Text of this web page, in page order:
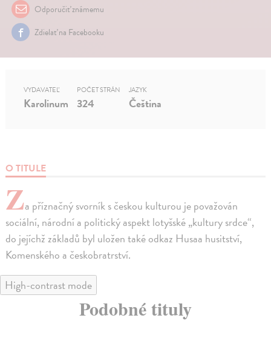
Odporučiť známemu
Zdielať na Facebooku
O TITULE
Za příznačný svorník s českou kulturou je považován
sociální, národní a politický aspekt lotyšské „kultury srdce“,
do jejíchž základů byl uložen také odkaz Husaa husitství,
Komenského a českobratrství.
VYDAVATEĽ
Karolinum
POČET STRÁN
324
JAZYK
Čeština
High-contrast mode
Podobné tituly